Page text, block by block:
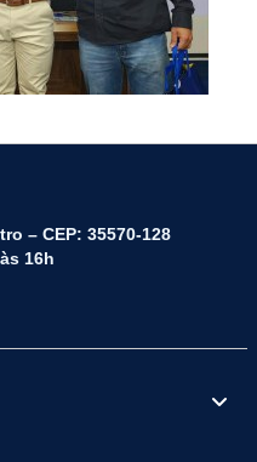
– CEP: 35570-128
16h